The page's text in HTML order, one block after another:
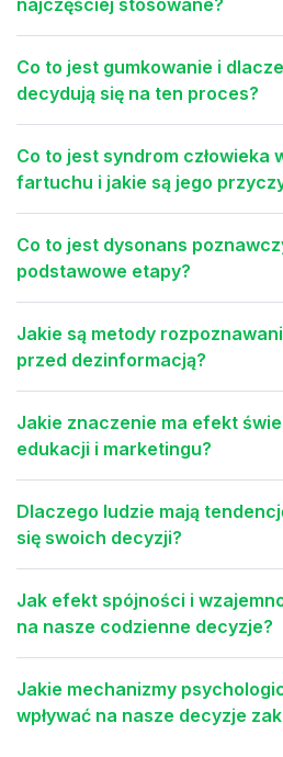
najczęściej stosowane?
Co to jest gumkowanie i
decydują się na ten proces?
Co to jest syndrom człowieka
fartuchu i jakie są jego
Co to jest dysonans
podstawowe etapy?
Jakie są metody
przed dezinformacją?
Jakie znaczenie ma efekt
edukacji i marketingu?
Dlaczego ludzie mają
się swoich decyzji?
Jak efekt spójności i
na nasze codzienne decyzje?
Jakie mechanizmy
wpływać na nasze decyzje